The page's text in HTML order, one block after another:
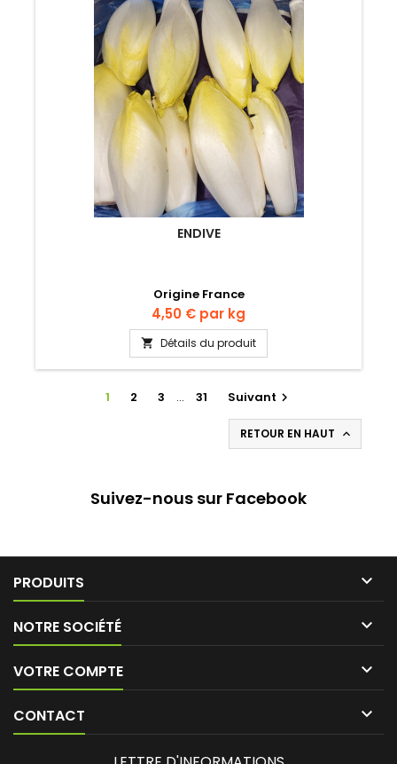
ENDIVE
Origine France
Prix
4,50 € par kg
 Détails du produit
1 2 3 … 31 Suivant 
RETOUR EN HAUT 
Suivez-nous sur Facebook
PRODUITS 
NOTRE SOCIÉTÉ 
VOTRE COMPTE 
CONTACT 